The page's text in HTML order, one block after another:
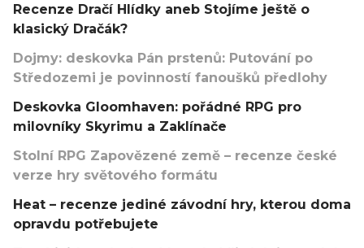
Recenze Dračí Hlídky aneb Stojíme ještě o
klasický Dračák?
Dojmy: deskovka Pán prstenů: Putování po
Středozemi je povinností fanoušků předlohy
Deskovka Gloomhaven: pořádné RPG pro
milovníky Skyrimu a Zaklínače
Stolní RPG Zapovězené země – recenze české
verze hry světového formátu
Heat – recenze jediné závodní hry, kterou doma
opravdu potřebujete